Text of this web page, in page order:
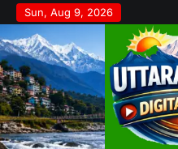
Skip
to
content
Sun, Aug 9, 2026